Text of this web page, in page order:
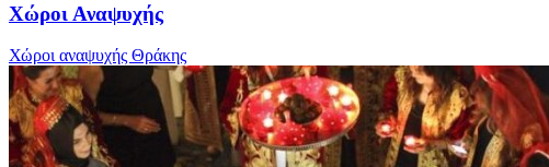
Χώροι Αναψυχής
Χώροι αναψυχής Θράκης